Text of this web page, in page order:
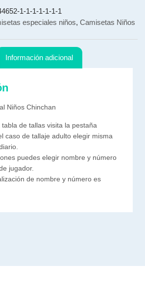
1-1-1-1-1-1-1
especiales niños, Camisetas Niños
Información adicional
Niños Chinchan
de tallas visita la pestaña
caso de tallaje adulto elegir misma
puedes elegir nombre y número
jugador.
de nombre y número es